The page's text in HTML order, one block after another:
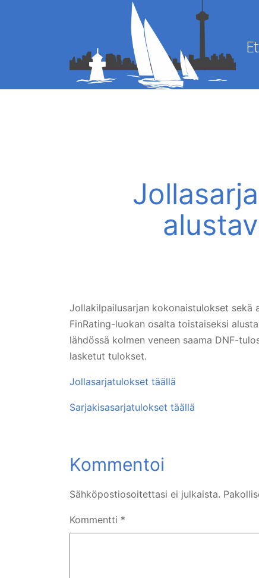
Jollakilpailusarjan kokonaistulokset sekä
FinRating-luokan osalta toistaiseksi
lähdössä kolmen veneen saama DNF-
lasketut tulokset.
Jollasarjatulokset täällä
Sarjakisasarjatulokset täällä
Sähköpostiosoitettasi ei julkaista.
Kommentti *